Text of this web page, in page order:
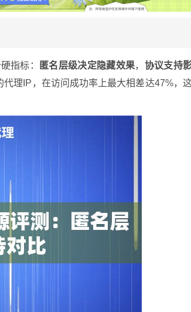
指标： 匿名层级决定隐藏效果， 协议支持
理IP，在访问成功率上最大相差达47%，这